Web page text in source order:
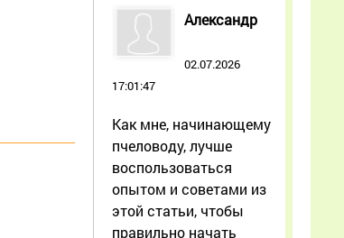
Александр
02.07.2026
17:01:47
Как мне, начинающему
пчеловоду, лучше
воспользоваться
опытом и советами из
этой статьи, чтобы
правильно начать